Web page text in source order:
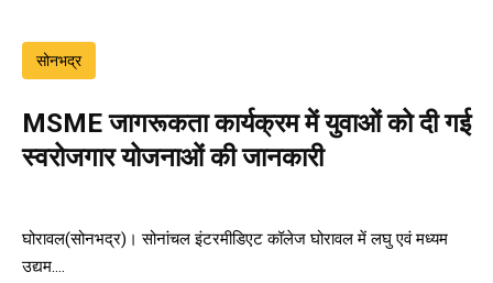
सोनभद्र
MSME जागरूकता कार्यक्रम में युवाओं को दी गई
स्वरोजगार योजनाओं की जानकारी
घोरावल(सोनभद्र)। सोनांचल इंटरमीडिएट कॉलेज घोरावल में लघु एवं मध्यम
उद्यम....